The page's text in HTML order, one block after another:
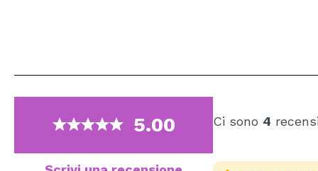
5.00 Ci sono 4